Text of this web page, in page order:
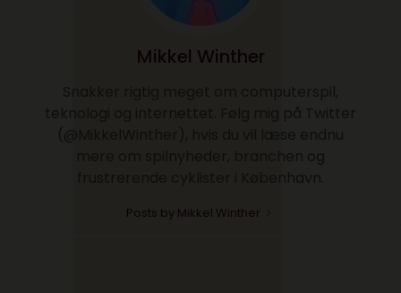
Mikkel Winther
Posts by Mikkel Winther